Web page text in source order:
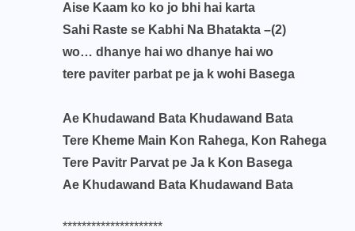
Aise Kaam ko ko jo bhi hai karta
Sahi Raste se Kabhi Na Bhatakta –(2)
wo… dhanye hai wo dhanye hai wo
tere paviter parbat pe ja k wohi Basega
Ae Khudawand Bata Khudawand Bata
Tere Kheme Main Kon Rahega, Kon Rahega
Tere Pavitr Parvat pe Ja k Kon Basega
Ae Khudawand Bata Khudawand Bata
*********************